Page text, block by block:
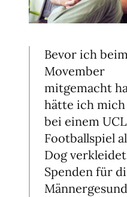
Bevor ich
Movember
mitgemacht
hätte ich mich
bei einem
Footballspiel
Dog
Spenden für